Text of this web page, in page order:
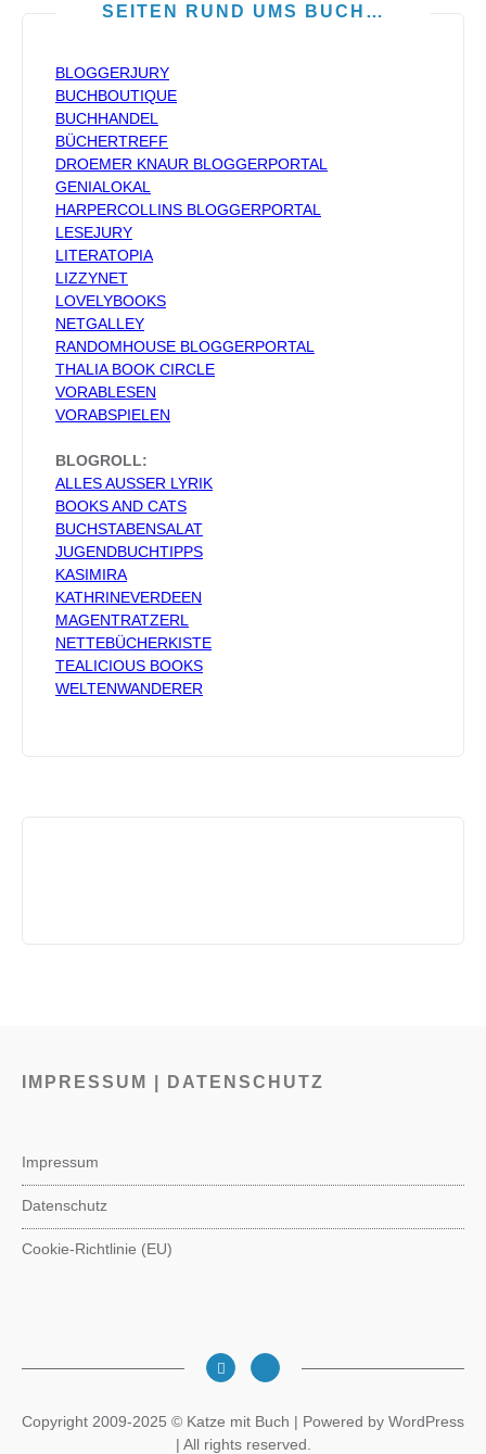
SEITEN RUND UMS BUCH…
BLOGGERJURY
BUCHBOUTIQUE
BUCHHANDEL
BÜCHERTREFF
DROEMER KNAUR BLOGGERPORTAL
GENIALOKAL
HARPERCOLLINS BLOGGERPORTAL
LESEJURY
LITERATOPIA
LIZZYNET
LOVELYBOOKS
NETGALLEY
RANDOMHOUSE BLOGGERPORTAL
THALIA BOOK CIRCLE
VORABLESEN
VORABSPIELEN
BLOGROLL:
ALLES AUSSER LYRIK
BOOKS AND CATS
BUCHSTABENSALAT
JUGENDBUCHTIPPS
KASIMIRA
KATHRINEVERDEEN
MAGENTRATZERL
NETTEBÜCHERKISTE
TEALICIOUS BOOKS
WELTENWANDERER
IMPRESSUM | DATENSCHUTZ
Impressum
Datenschutz
Cookie-Richtlinie (EU)
Copyright 2009-2025 © Katze mit Buch | Powered by WordPress
| All rights reserved.